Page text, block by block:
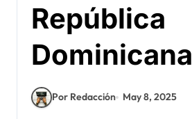
República
Dominicana
Por Redacción May 8, 2025